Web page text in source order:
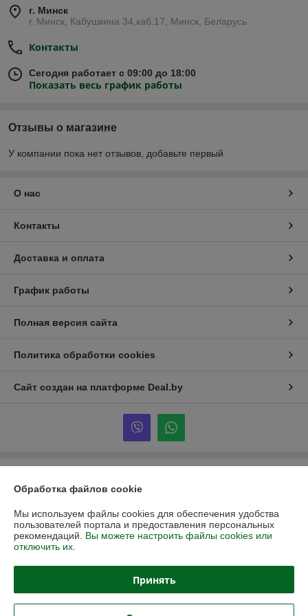
г. Минск
г. Минск, Кабушкина 34,каб.17, Минск, Беларусь
Контакты
Сегодня работает с 09:00 до 18:00
Показать весь график работы
Отзывы о магазине
У компании пока нет отзывов, добавьте первый
О нас
Контакты
Доставка и оплата
График работы
Полная версия сайта
Политика обработки cookies
Сайт создан на платформе Deal.by
220118, г. Минск, ул. Кабушкина, 34, пом. 17
Регистрационный номер ЕГР: 193966842
Регистрационный орган: Минский горисполком
Обработка файлов cookie
Мы используем файлы cookies для обеспечения удобства
пользователей портала и предоставления персональных
рекомендаций. Вы можете настроить файлы cookies или
отключить их.
Принять